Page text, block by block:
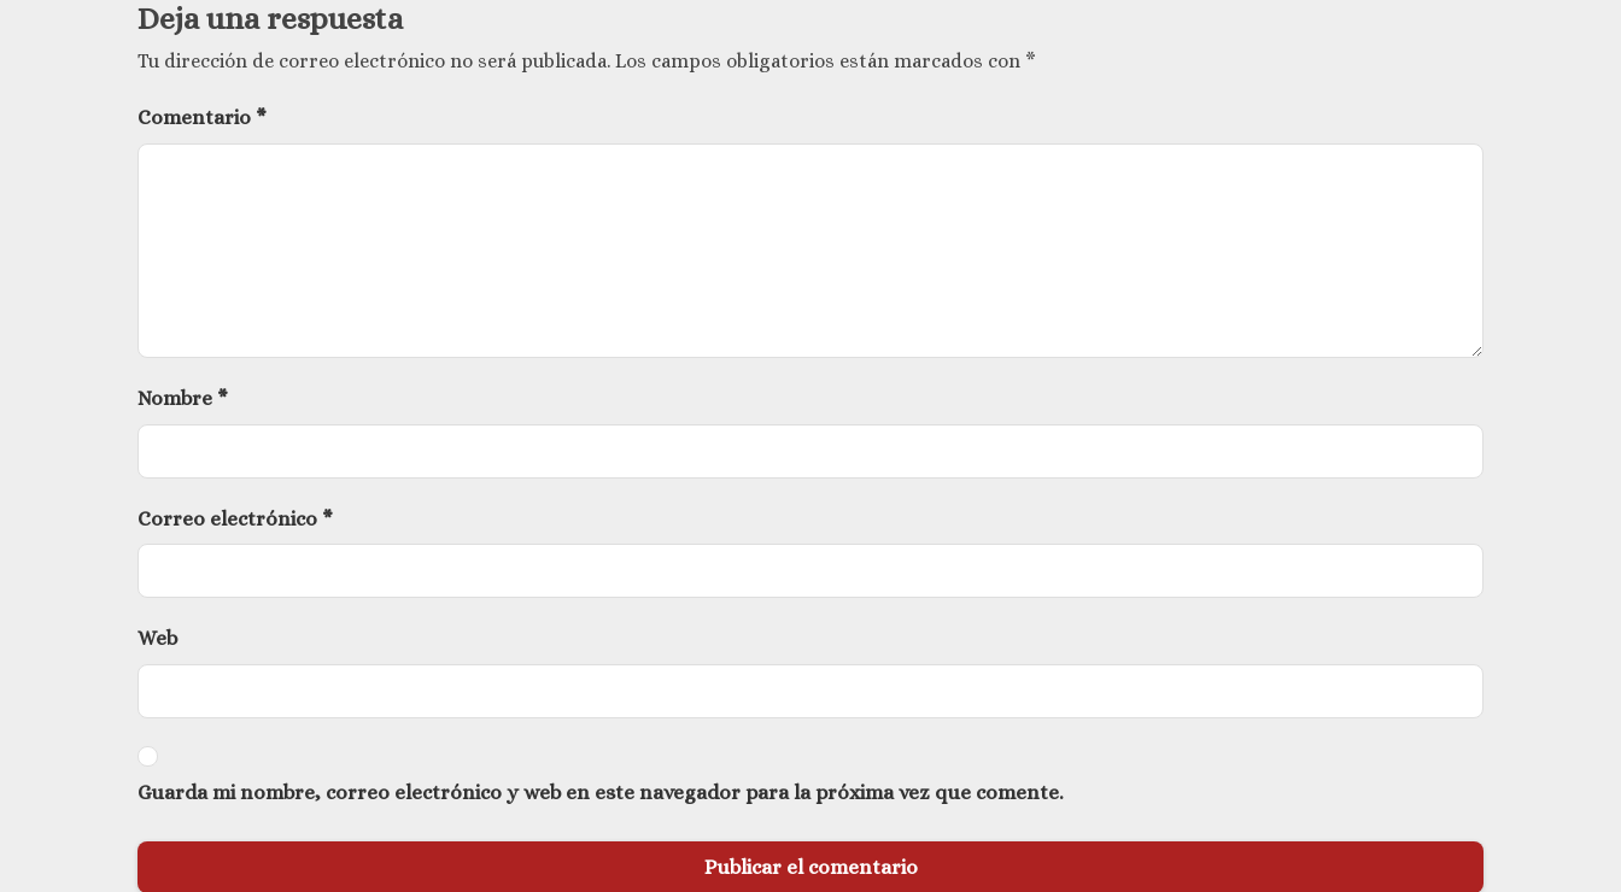
Deja una respuesta
Tu dirección de correo electrónico no será publicada. Los campos obligatorios están marcados con *
Comentario *
Nombre *
Correo electrónico *
Web
Guarda mi nombre, correo electrónico y web en este navegador para la próxima vez que comente.